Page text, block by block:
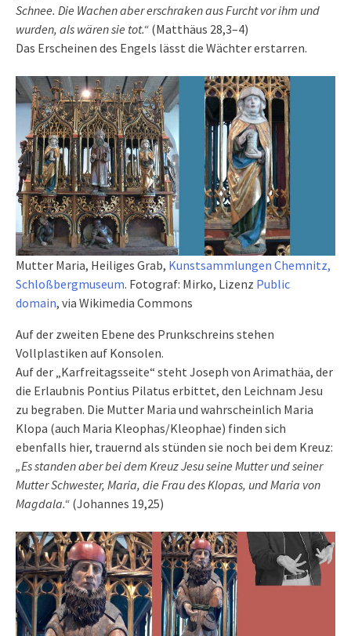
Schnee. Die Wachen aber erschraken aus Furcht vor ihm und
wurden, als wären sie tot.“ (Matthäus 28,3–4)
Das Erscheinen des Engels lässt die Wächter erstarren.
Mutter Maria, Heiliges Grab, Kunstsammlungen Chemnitz,
Schloßbergmuseum. Fotograf: Mirko, Lizenz Public
domain, via Wikimedia Commons
Auf der zweiten Ebene des Prunkschreins stehen
Vollplastiken auf Konsolen.
Auf der „Karfreitagsseite“ steht Joseph von Arimathäa, der
die Erlaubnis Pontius Pilatus erbittet, den Leichnam Jesu
zu begraben. Die Mutter Maria und wahrscheinlich Maria
Klopa (auch Maria Kleophas/Kleophae) finden sich
ebenfalls hier, trauernd als stünden sie noch bei dem Kreuz:
„Es standen aber bei dem Kreuz Jesu seine Mutter und seiner
Mutter Schwester, Maria, die Frau des Klopas, und Maria von
Magdala.“ (Johannes 19,25)